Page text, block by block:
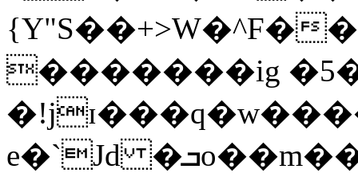
{Y"S��+>W�^F�
�������ig
e�`Jd �ܒo��m��1��d|